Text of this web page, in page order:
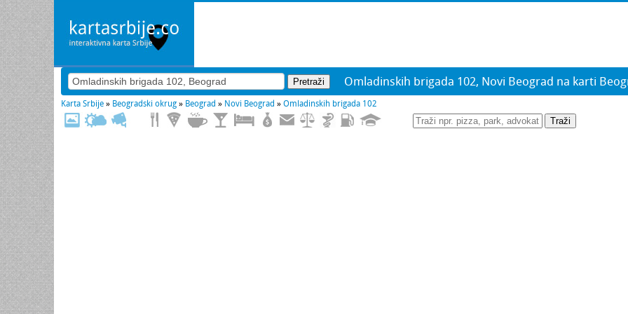
Omladinskih brigada 102, Novi Beograd na karti
Karta Srbije » Beogradski okrug » Beograd » Novi Beograd » Omladinskih brigada 102
Traži